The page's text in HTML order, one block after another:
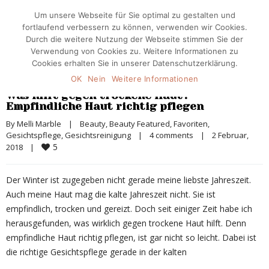
Was hilft gegen trockene Haut?
Empfindliche Haut richtig pflegen
By Melli Marble | Beauty, Beauty Featured, Favoriten
Gesichtspflege, Gesichtsreinigung | 4 comments |
2 Februar,
2018
| 5
Der Winter ist zugegeben nicht gerade meine liebste Jahreszeit.
Auch meine Haut mag die kalte Jahreszeit nicht. Sie ist
empfindlich, trocken und gereizt. Doch seit einiger Zeit habe ich
herausgefunden, was wirklich gegen trockene Haut hilft. Denn
empfindliche Haut richtig pflegen, ist gar nicht so leicht. Dabei ist
die richtige Gesichtspflege gerade in der kalten
Um unsere Webseite für Sie optimal zu gestalten und
fortlaufend verbessern zu können, verwenden wir Cookies.
Durch die weitere Nutzung der Webseite stimmen Sie der
Verwendung von Cookies zu. Weitere Informationen zu
Cookies erhalten Sie in unserer Datenschutzerklärung.
OK
Nein Weitere Informationen